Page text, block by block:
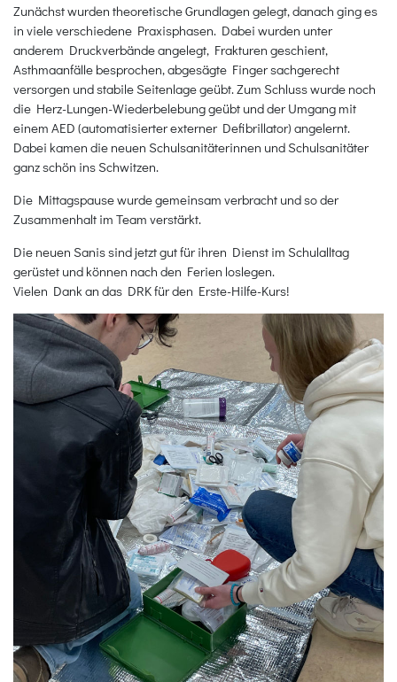
Zunächst wurden theoretische Grundlagen gelegt, danach ging es
in viele verschiedene Praxisphasen. Dabei wurden unter
anderem Druckverbände angelegt, Frakturen geschient,
Asthmaanfälle besprochen, abgesägte Finger sachgerecht
versorgen und stabile Seitenlage geübt. Zum Schluss wurde noch
die Herz-Lungen-Wiederbelebung geübt und der Umgang mit
einem AED (automatisierter externer Defibrillator) angelernt.
Dabei kamen die neuen Schulsanitäterinnen und Schulsanitäter
ganz schön ins Schwitzen.
Die Mittagspause wurde gemeinsam verbracht und so der
Zusammenhalt im Team verstärkt.
Die neuen Sanis sind jetzt gut für ihren Dienst im Schulalltag
gerüstet und können nach den Ferien loslegen.
Vielen Dank an das DRK für den Erste-Hilfe-Kurs!